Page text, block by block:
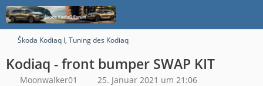
Škoda Kodiaq I, Tuning des Kodiaq
Kodiaq - front bumper SWAP KIT
Moonwalker01
25. Januar 2021 um 21:06